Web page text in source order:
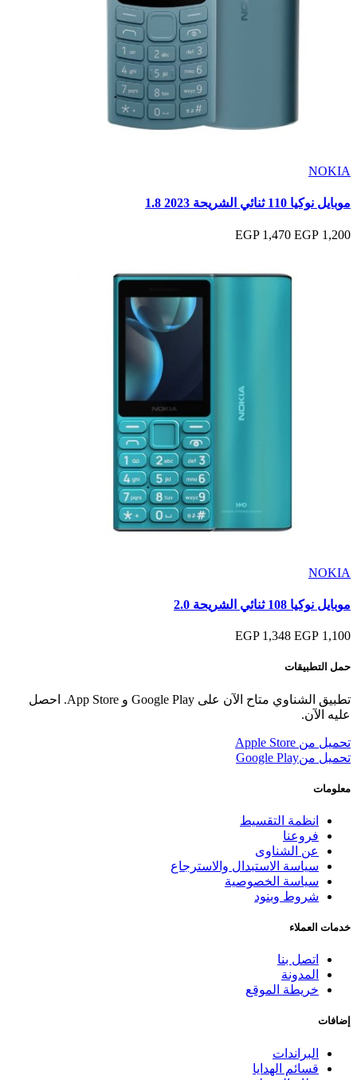
NOKIA
موبايل نوكيا 110 ثنائي الشريحة 2023 1.8
1,200 EGP
1,470 EGP
NOKIA
موبايل نوكيا 108 ثنائي الشريحة 2.0
1,100 EGP
1,348 EGP
حمل التطبيقات
تطبيق الشناوي متاح الآن على Google Play و App Store. احصل
عليه الآن.
تحميل من Apple Store
تحميل منGoogle Play
معلومات
انظمة التقسيط
فروعنا
عن الشناوى
سياسة الاستبدال والاسترجاع
سياسة الخصوصية
شروط وبنود
خدمات العملاء
اتصل بنا
المدونة
خريطة الموقع
إضافات
البراندات
قسائم الهدايا